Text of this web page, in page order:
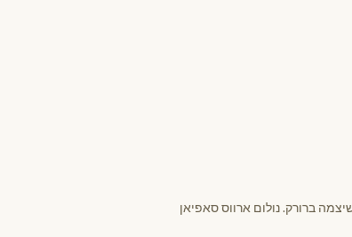
ברורק. נולום ארווס סאפיאן